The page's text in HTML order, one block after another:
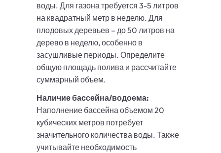
воды. Для газона требуется 3-5 литров
на квадратный метр в неделю. Для
плодовых деревьев – до 50 литров на
дерево в неделю, особенно в
засушливые периоды. Определите
общую площадь полива и рассчитайте
суммарный объем.
Наличие бассейна/водоема:
Наполнение бассейна объемом 20
кубических метров потребует
значительного количества воды. Также
учитывайте необходимость